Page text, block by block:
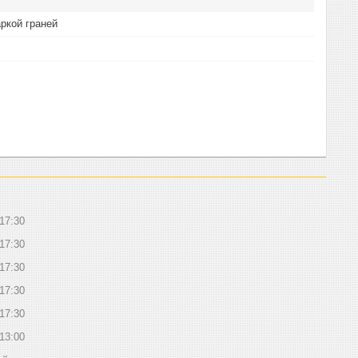
граней
17:30
17:30
17:30
17:30
17:30
13:00